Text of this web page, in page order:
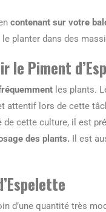
contenant sur votre
planter dans des
le Piment
les plants.
attentif lors de cette
de cette culture, il est
des plants. Il est
d’une quantité très